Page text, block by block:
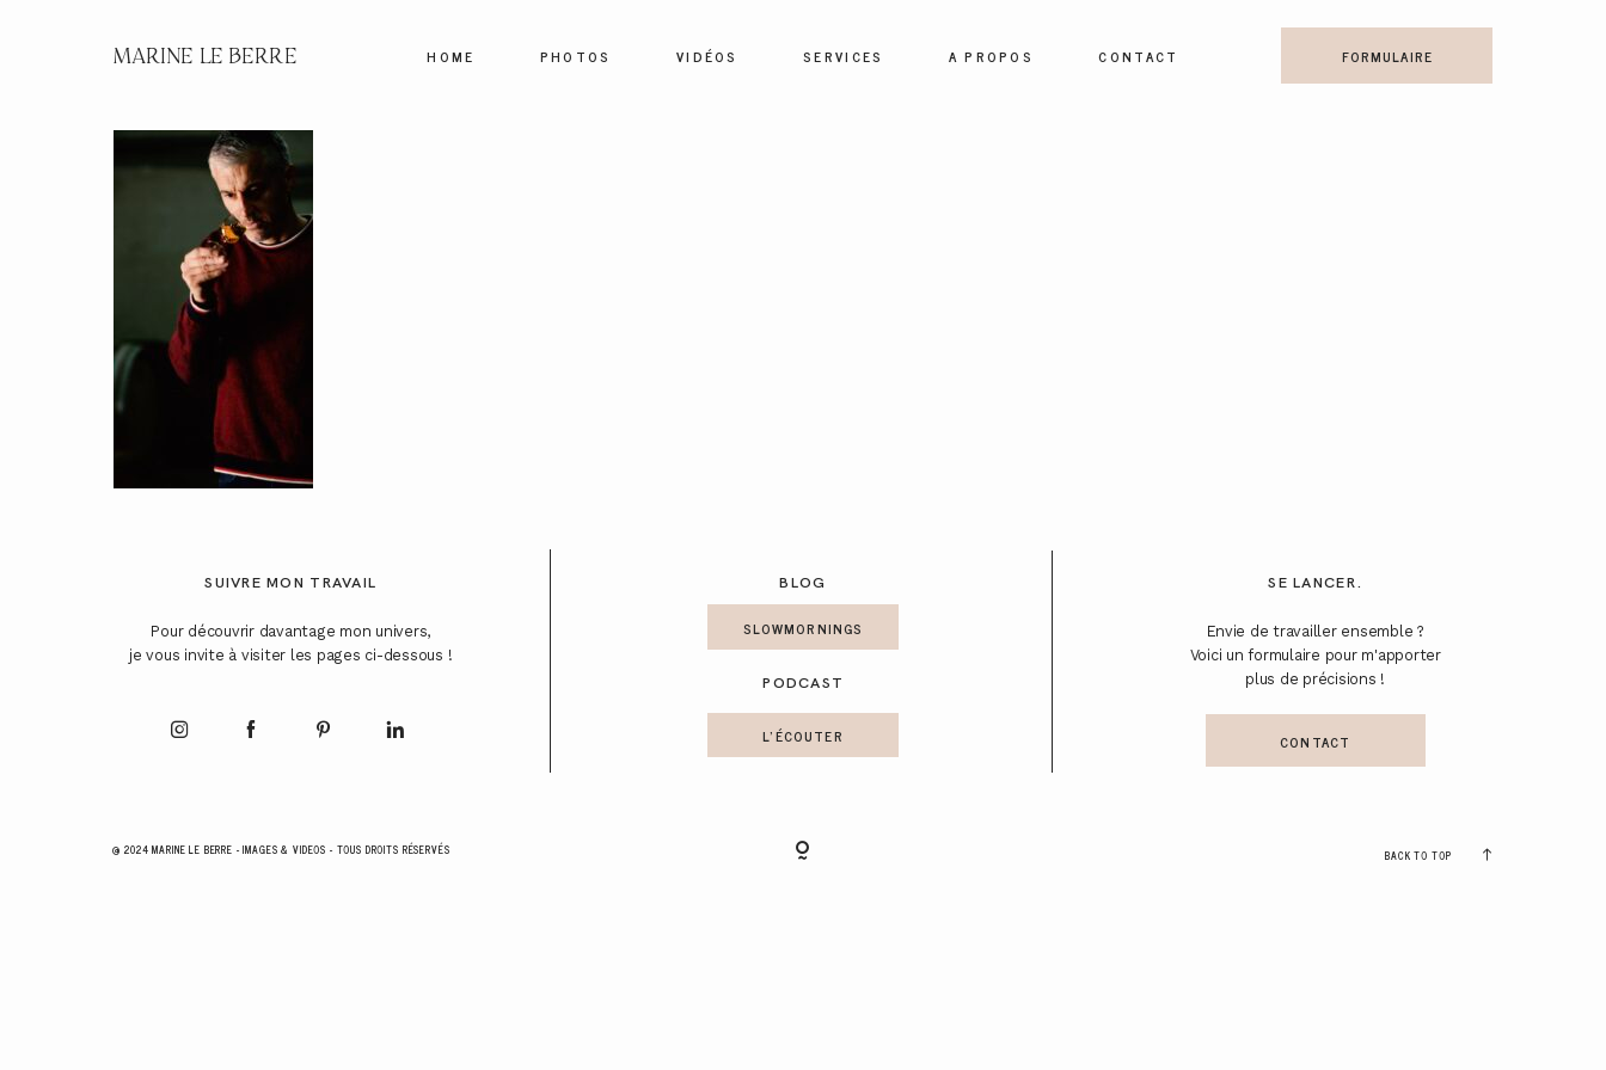
MARINE LE BERRE FORMULAIRE
HOME PHOTOS VIDÉOS SERVICES A PROPOS CONTACT
BLOG SE LANCER.
SUIVRE MON TRAVAIL
SLOWMORNINGS
Envie de travailler ensemble ?
Voici un formulaire pour m'apporter
plus de précisions !
Pour découvrir davantage mon univers,
je vous invite à visiter les pages ci-dessous !
PODCAST
L'ÉCOUTER CONTACT
@ 2024 MARINE LE BERRE - IMAGES & VIDEOS - TOUS DROITS RÉSERVÉS BACK TO TOP